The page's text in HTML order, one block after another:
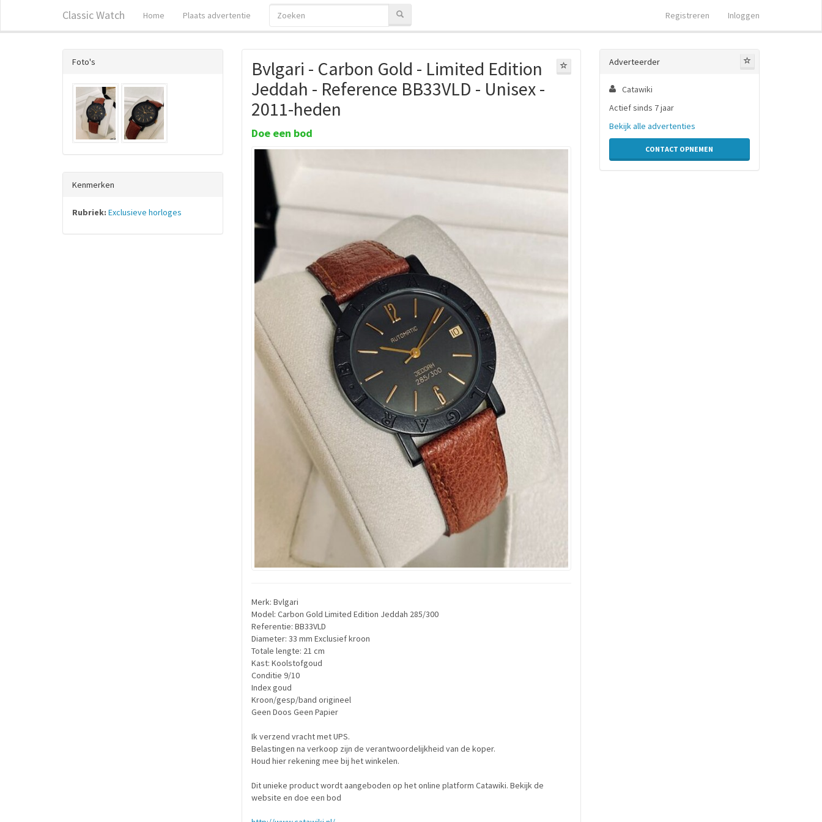
Classic Watch Home Plaats advertentie Registreren Inloggen
Bvlgari - Carbon Gold - Limited Edition
Jeddah - Reference BB33VLD - Unisex -
2011-heden
Doe een bod
Merk: Bvlgari
Model: Carbon Gold Limited Edition Jeddah 285/300
Referentie: BB33VLD
Diameter: 33 mm Exclusief kroon
Totale lengte: 21 cm
Kast: Koolstofgoud
Conditie 9/10
Index goud
Kroon/gesp/band origineel
Geen Doos Geen Papier
Ik verzend vracht met UPS.
Belastingen na verkoop zijn de verantwoordelijkheid van de koper.
Houd hier rekening mee bij het winkelen.
Dit unieke product wordt aangeboden op het online platform Catawiki. Bekijk de
website en doe een bod
Foto's
Kenmerken
Rubriek: Exclusieve horloges
Adverteerder
Catawiki
Actief sinds 7 jaar
Bekijk alle advertenties
CONTACT OPNEMEN